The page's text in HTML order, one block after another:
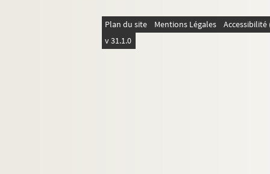
REC J 3.31 1-33. La conjecture de
REC J 3.32 1-38. Le voyage spirituel
REC J 3.33 1-9. Le nain
Plan du site Mentions Légales
v 31.1.0